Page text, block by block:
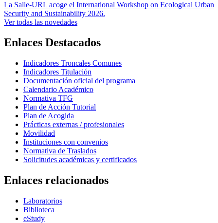
La Salle-URL acoge el International Workshop on Ecological Urban
Security and Sustainability 2026.
Ver todas las novedades
Enlaces Destacados
Indicadores Troncales Comunes
Indicadores Titulación
Documentación oficial del programa
Calendario Académico
Normativa TFG
Plan de Acción Tutorial
Plan de Acogida
Prácticas externas / profesionales
Movilidad
Instituciones con convenios
Normativa de Traslados
Solicitudes académicas y certificados
Enlaces relacionados
Laboratorios
Biblioteca
eStudy